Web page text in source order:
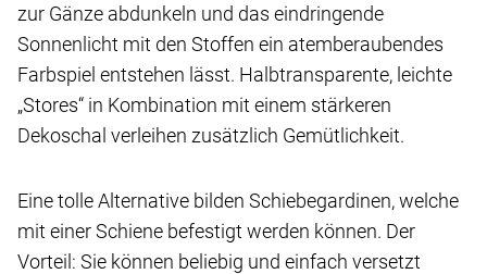
zur Gänze abdunkeln und das eindringende
Sonnenlicht mit den Stoffen ein atemberaubendes
Farbspiel entstehen lässt. Halbtransparente, leichte
„Stores“ in Kombination mit einem stärkeren
Dekoschal verleihen zusätzlich Gemütlichkeit.
Eine tolle Alternative bilden Schiebegardinen, welche
mit einer Schiene befestigt werden können. Der
Vorteil: Sie können beliebig und einfach versetzt